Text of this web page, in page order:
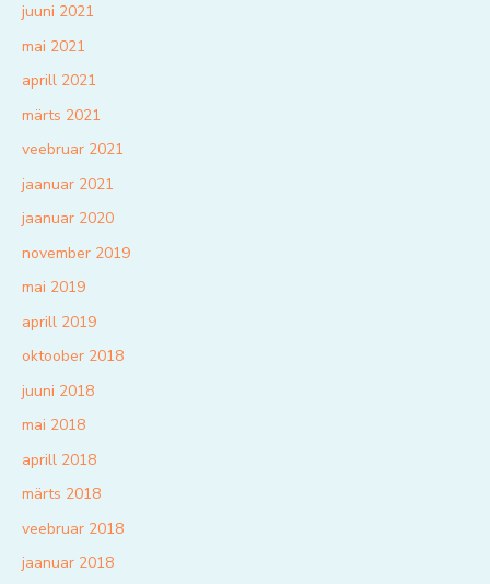
juuni 2021
mai 2021
aprill 2021
märts 2021
veebruar 2021
jaanuar 2021
jaanuar 2020
november 2019
mai 2019
aprill 2019
oktoober 2018
juuni 2018
mai 2018
aprill 2018
märts 2018
veebruar 2018
jaanuar 2018